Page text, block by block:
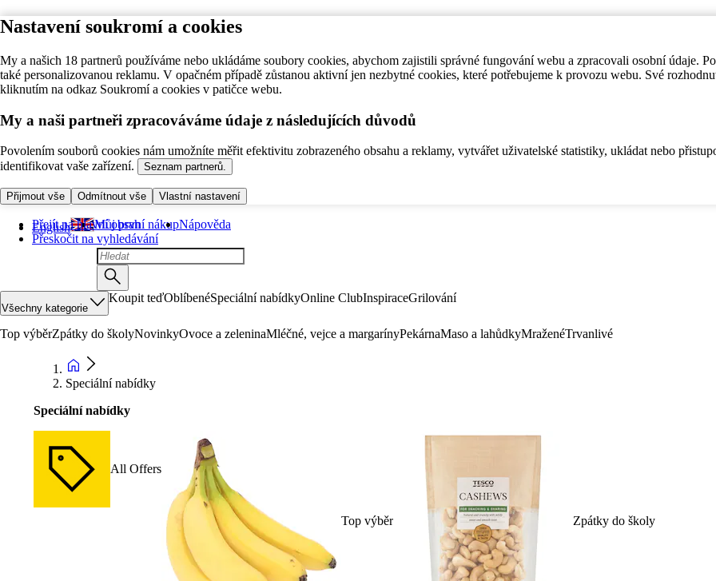
Nastavení soukromí a cookies
My a našich 18 partnerů používáme nebo ukládáme soubory cookies, abychom zajistili správné fungování webu a zpracovali osobní údaje.
také personalizovanou reklamu. V opačném případě zůstanou aktivní jen nezbytné cookies, které potřebujeme k provozu webu. Své
kliknutím na odkaz Soukromí a cookies v patičce webu.
My a naši partneři zpracováváme údaje z následujících důvodů
Povolením souborů cookies nám umožníte měřit efektivitu zobrazeného obsahu a reklamy, vytvářet uživatelské statistiky, ukládat nebo
identifikovat vaše zařízení.
Seznam partnerů.
Přijmout vše Odmítnout vše Vlastní nastavení
Přejít na hlavní obsah
Přeskočit na vyhledávání
English Můj první nákupNápověda
Všechny kategorie
Koupit teďOblíbenéSpeciální nabídkyOnline ClubInspiraceGrilování
Top výběrZpátky do školyNovinkyOvoce a zeleninaMléčné, vejce a margarínyPekárnaMaso a lahůdkyMraženéTrvanlivé
Speciální nabídky
Speciální nabídky
All Offers
Top výběr Zpátky do školy